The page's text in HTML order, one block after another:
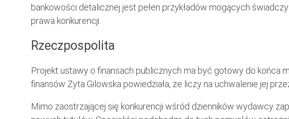
bankowości detalicznej jest pełen przykładów mogących
prawa konkurencji.
Rzeczpospolita
Projekt ustawy o finansach publicznych ma być gotowy do końca
finansów Zyta Gilowska powiedziała, że liczy na uchwalenie jej
Mimo zaostrzającej się konkurencji wśród dzienników wydawcy